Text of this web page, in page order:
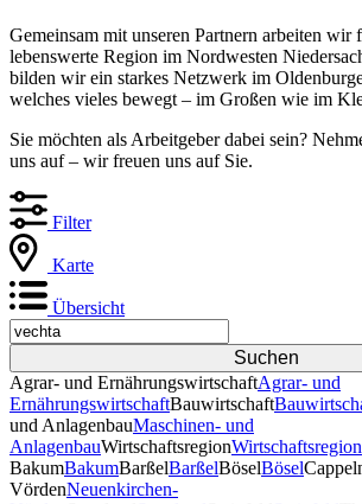
Gemeinsam mit unseren Partnern arbeiten wir
lebenswerte Region im Nordwesten
bilden wir ein starkes Netzwerk im
welches vieles bewegt – im Großen wie im
Sie möchten als Arbeitgeber dabei sein?
uns auf – wir freuen uns auf Sie.
Filter
Karte
Übersicht
Agrar- und ErnährungswirtschaftAgrar- und
ErnährungswirtschaftBauwirtschaft
und AnlagenbauMaschinen- und
AnlagenbauWirtschaftsregionWirtschaftsregion
BakumBakumBarßelBarßelBöselBösel
VördenNeuenkirchen-